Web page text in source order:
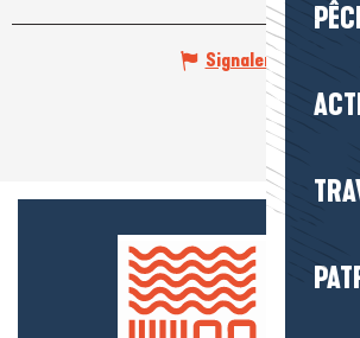
Signaler une erreur